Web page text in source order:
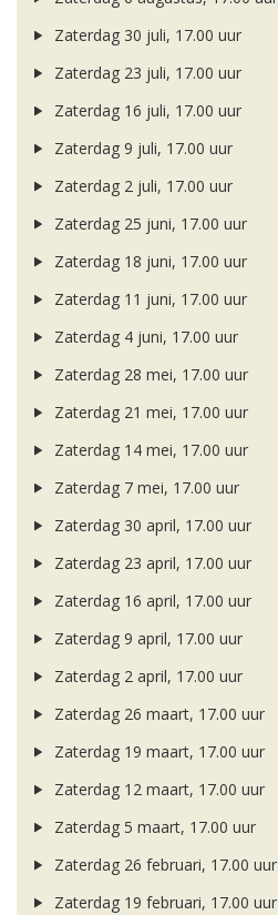
Zaterdag 30 juli, 17.00 uur
Zaterdag 23 juli, 17.00 uur
Zaterdag 16 juli, 17.00 uur
Zaterdag 9 juli, 17.00 uur
Zaterdag 2 juli, 17.00 uur
Zaterdag 25 juni, 17.00 uur
Zaterdag 18 juni, 17.00 uur
Zaterdag 11 juni, 17.00 uur
Zaterdag 4 juni, 17.00 uur
Zaterdag 28 mei, 17.00 uur
Zaterdag 21 mei, 17.00 uur
Zaterdag 14 mei, 17.00 uur
Zaterdag 7 mei, 17.00 uur
Zaterdag 30 april, 17.00 uur
Zaterdag 23 april, 17.00 uur
Zaterdag 16 april, 17.00 uur
Zaterdag 9 april, 17.00 uur
Zaterdag 2 april, 17.00 uur
Zaterdag 26 maart, 17.00 uur
Zaterdag 19 maart, 17.00 uur
Zaterdag 12 maart, 17.00 uur
Zaterdag 5 maart, 17.00 uur
Zaterdag 26 februari, 17.00 uur
Zaterdag 19 februari, 17.00 uur